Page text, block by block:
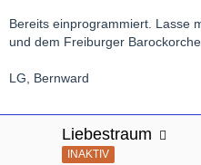
Bereits einprogrammiert. Lasse
und dem Freiburger
LG, Bernward
Liebestraum
INAKTIV